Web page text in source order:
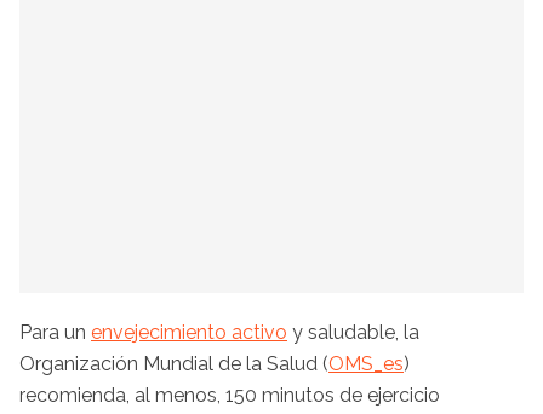
Para un envejecimiento activo y saludable, la
Organización Mundial de la Salud (OMS_es)
recomienda, al menos, 150 minutos de ejercicio